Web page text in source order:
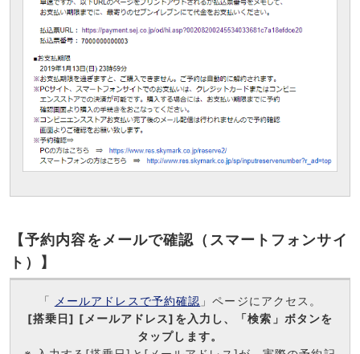
【予約内容をメールで確認（スマートフォンサイ
ト）】
「 メールアドレスで予約確認 」ページにアクセス。
[搭乗日] [メールアドレス]を入力し、「検索」ボタンを
タップします。